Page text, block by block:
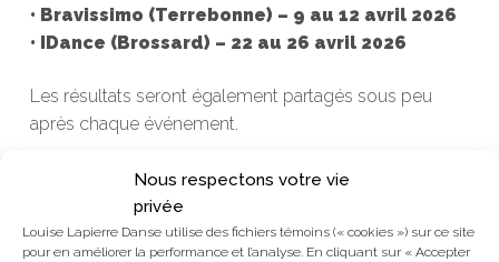
Nous respectons votre vie
privée
Louise Lapierre Danse utilise des fichiers témoins (« cookies ») sur ce site
pour en améliorer la performance et l’analyse. En cliquant sur « Accepter
• Bravissimo (Terrebonne) – 9 au 12 avril 2026
• IDance (Brossard) – 22 au 26 avril 2026
Les résultats seront également partagés sous peu
après chaque événement.
Nous souhaitons une merveilleuse saison à tous nos
danseurs — amusez-vous, soyez fiers de votre travail
et profitez pleinement de chaque moment sur scène !